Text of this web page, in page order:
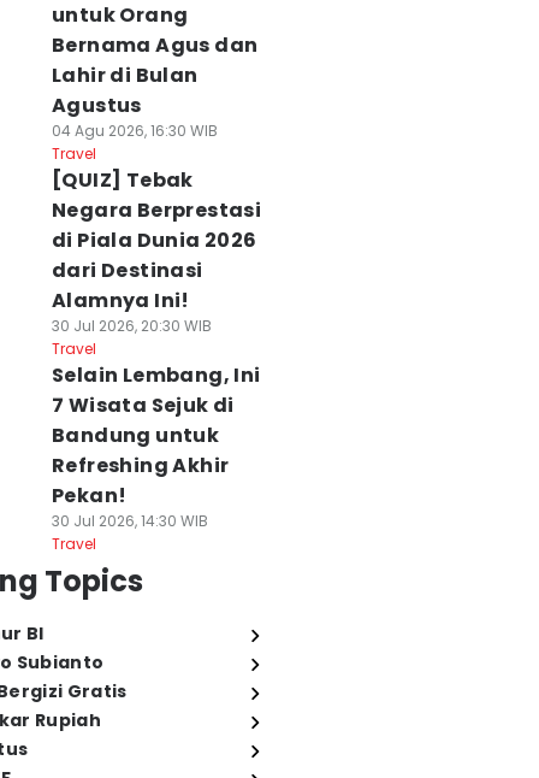
untuk Orang
Bernama Agus dan
Lahir di Bulan
Agustus
04 Agu 2026, 16:30 WIB
Travel
[QUIZ] Tebak
Negara Berprestasi
di Piala Dunia 2026
dari Destinasi
Alamnya Ini!
30 Jul 2026, 20:30 WIB
Travel
Selain Lembang, Ini
7 Wisata Sejuk di
Bandung untuk
Refreshing Akhir
Pekan!
30 Jul 2026, 14:30 WIB
Travel
Topics
BI
Subianto
Gratis
Rupiah